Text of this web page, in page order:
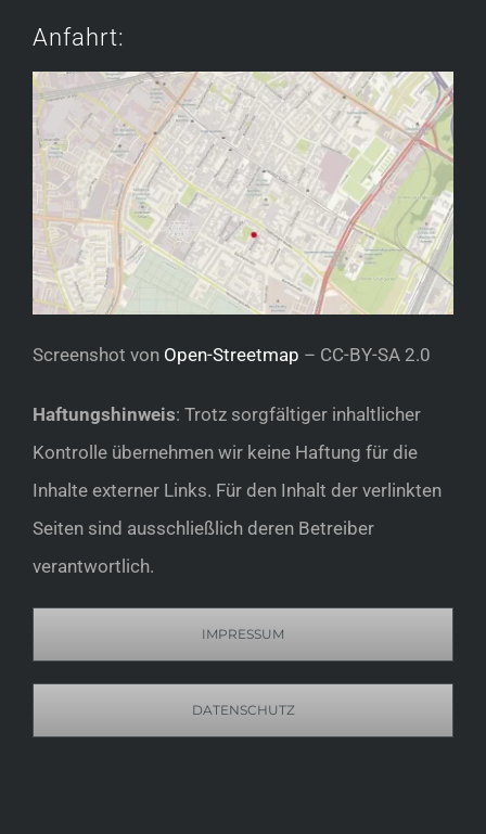
Anfahrt:
Screenshot von Open-Streetmap – CC-BY-SA 2.0
Haftungshinweis: Trotz sorgfältiger inhaltlicher
Kontrolle übernehmen wir keine Haftung für die
Inhalte externer Links. Für den Inhalt der verlinkten
Seiten sind ausschließlich deren Betreiber
verantwortlich.
IMPRESSUM
DATENSCHUTZ